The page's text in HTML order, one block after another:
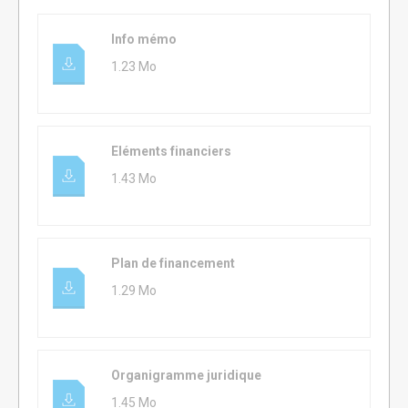
Info mémo
1.23 Mo
Eléments financiers
1.43 Mo
Plan de financement
1.29 Mo
Organigramme juridique
1.45 Mo